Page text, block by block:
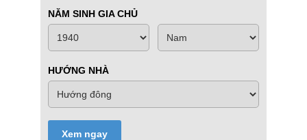
NĂM SINH GIA CHỦ
HƯỚNG NHÀ
Xem ngay